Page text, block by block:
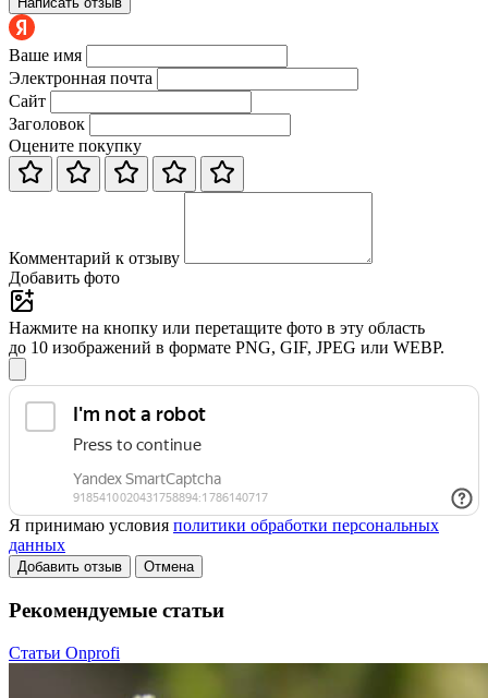
Ваше имя
Электронная почта
Сайт
Заголовок
Оцените покупку
Комментарий к отзыву
Добавить фото
Нажмите на кнопку или перетащите фото в эту область
до 10 изображений в формате PNG, GIF, JPEG или WEBP.
Я принимаю условия политики обработки персональных
данных
Добавить отзыв Отмена
Рекомендуемые статьи
Статьи Onprofi